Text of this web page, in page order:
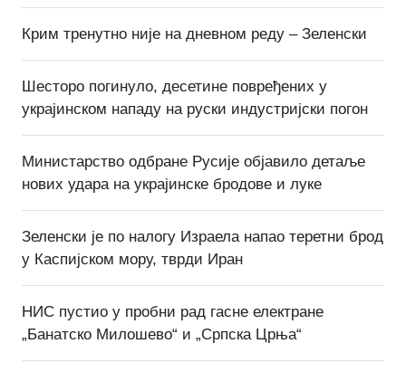
Крим тренутно није на дневном реду – Зеленски
Шесторо погинуло, десетине повређених у
украјинском нападу на руски индустријски погон
Министарство одбране Русије објавило детаље
нових удара на украјинске бродове и луке
Зеленски је по налогу Израела напао теретни брод
у Каспијском мору, тврди Иран
НИС пустио у пробни рад гасне електране
„Банатско Милошево“ и „Српска Црња“